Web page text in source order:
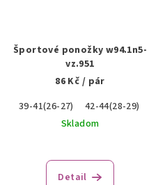
Športové ponožky w94.1n5-
vz.951
86 Kč / pár
39-41(26-27)
42-44(28-29)
Skladom
Detail